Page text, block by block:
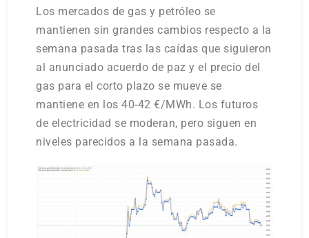
Los mercados de gas y petróleo se
mantienen sin grandes cambios respecto a la
semana pasada tras las caídas que siguieron
al anunciado acuerdo de paz y el precio del
gas para el corto plazo se mueve se
mantiene en los 40-42 €/MWh. Los futuros
de electricidad se moderan, pero siguen en
niveles parecidos a la semana pasada.